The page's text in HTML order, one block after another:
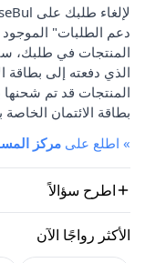
دعم الطلبات"
المنتجات في طلبك،
الذي دفعته إلى بطاقة
المنتجات قد تم شحنها
بطاقة الائتمان الخاصة
» اطلع على مركز
اطرح سؤالاً
الأكثر رواجًا الآن